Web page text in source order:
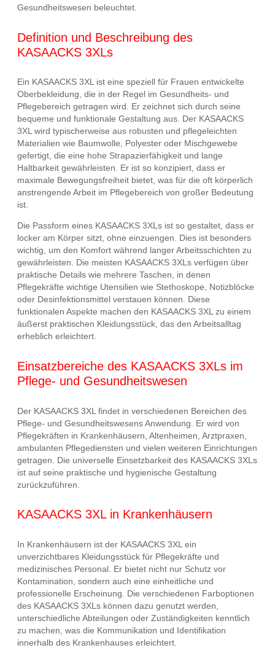
Gesundheitswesen beleuchtet.
Definition und Beschreibung des
KASAACKS 3XLs
Ein KASAACKS 3XL ist eine speziell für Frauen entwickelte
Oberbekleidung, die in der Regel im Gesundheits- und
Pflegebereich getragen wird. Er zeichnet sich durch seine
bequeme und funktionale Gestaltung aus. Der KASAACKS
3XL wird typischerweise aus robusten und pflegeleichten
Materialien wie Baumwolle, Polyester oder Mischgewebe
gefertigt, die eine hohe Strapazierfähigkeit und lange
Haltbarkeit gewährleisten. Er ist so konzipiert, dass er
maximale Bewegungsfreiheit bietet, was für die oft körperlich
anstrengende Arbeit im Pflegebereich von großer Bedeutung
ist.
Die Passform eines KASAACKS 3XLs ist so gestaltet, dass er
locker am Körper sitzt, ohne einzuengen. Dies ist besonders
wichtig, um den Komfort während langer Arbeitsschichten zu
gewährleisten. Die meisten KASAACKS 3XLs verfügen über
praktische Details wie mehrere Taschen, in denen
Pflegekräfte wichtige Utensilien wie Stethoskope, Notizblöcke
oder Desinfektionsmittel verstauen können. Diese
funktionalen Aspekte machen den KASAACKS 3XL zu einem
äußerst praktischen Kleidungsstück, das den Arbeitsalltag
erheblich erleichtert.
Einsatzbereiche des KASAACKS 3XLs im
Pflege- und Gesundheitswesen
Der KASAACKS 3XL findet in verschiedenen Bereichen des
Pflege- und Gesundheitswesens Anwendung. Er wird von
Pflegekräften in Krankenhäusern, Altenheimen, Arztpraxen,
ambulanten Pflegediensten und vielen weiteren Einrichtungen
getragen. Die universelle Einsetzbarkeit des KASAACKS 3XLs
ist auf seine praktische und hygienische Gestaltung
zurückzuführen.
KASAACKS 3XL in Krankenhäusern
In Krankenhäusern ist der KASAACKS 3XL ein
unverzichtbares Kleidungsstück für Pflegekräfte und
medizinisches Personal. Er bietet nicht nur Schutz vor
Kontamination, sondern auch eine einheitliche und
professionelle Erscheinung. Die verschiedenen Farboptionen
des KASAACKS 3XLs können dazu genutzt werden,
unterschiedliche Abteilungen oder Zuständigkeiten kenntlich
zu machen, was die Kommunikation und Identifikation
innerhalb des Krankenhauses erleichtert.